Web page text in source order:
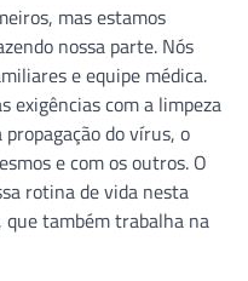
mas estamos
nossa parte. Nós
e equipe médica.
exigências com a limpeza
do vírus, o
e com os outros. O
rotina de vida nesta
que também trabalha na